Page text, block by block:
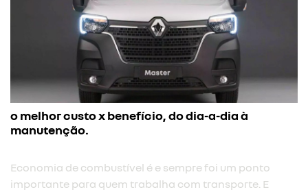
o melhor custo x benefício, do dia-a-dia à
manutenção.
Economia de combustível é e sempre foi um ponto
importante para quem trabalha com transporte. E